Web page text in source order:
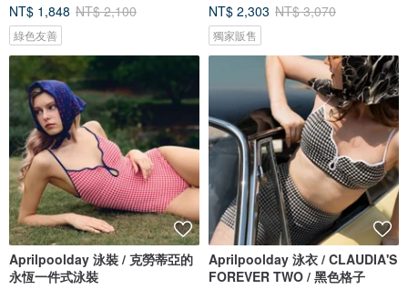
NT$ 1,848 NT$ 2,100
綠色友善
NT$ 2,303 NT$ 3,070
獨家販售
Aprilpoolday 泳裝 / 克勞蒂亞的
永恆一件式泳裝
Aprilpoolday 泳衣 / CLAUDIA'S
FOREVER TWO / 黑色格子